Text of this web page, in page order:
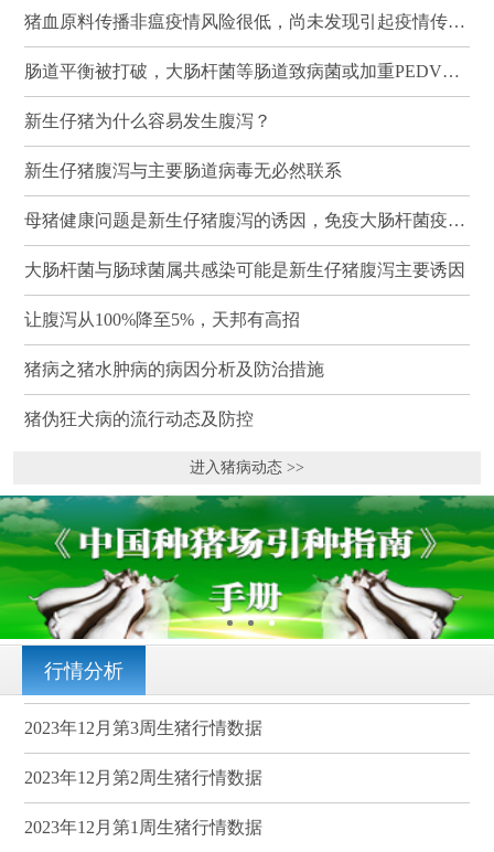
猪血原料传播非瘟疫情风险很低，尚未发现引起疫情传播的案例
肠道平衡被打破，大肠杆菌等肠道致病菌或加重PEDV感染
新生仔猪为什么容易发生腹泻？
新生仔猪腹泻与主要肠道病毒无必然联系
母猪健康问题是新生仔猪腹泻的诱因，免疫大肠杆菌疫苗可有效降低其发病率和死亡率
大肠杆菌与肠球菌属共感染可能是新生仔猪腹泻主要诱因
让腹泻从100%降至5%，天邦有高招
猪病之猪水肿病的病因分析及防治措施
猪伪狂犬病的流行动态及防控
进入猪病动态 >>
行情分析
2023年12月第3周生猪行情数据
2023年12月第2周生猪行情数据
2023年12月第1周生猪行情数据